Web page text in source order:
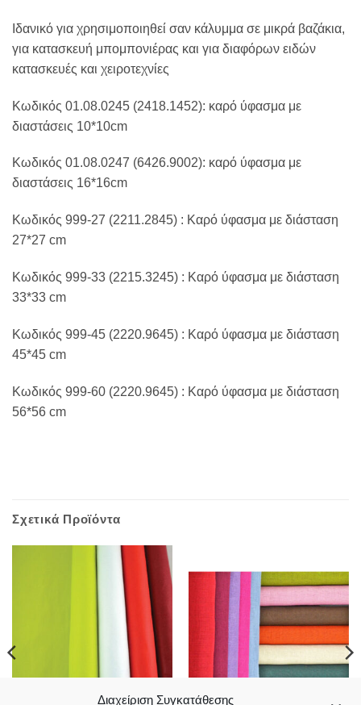
Διαχείριση Συγκατάθεσης
Ιδανικό για χρησιμοποιηθεί σαν κάλυμμα σε μικρά βαζάκια,
για κατασκευή μπομπονιέρας και για διαφόρων ειδών
κατασκευές και χειροτεχνίες
Κωδικός 01.08.0245 (2418.1452): καρό ύφασμα με
διαστάσεις 10*10cm
Κωδικός 01.08.0247 (6426.9002): καρό ύφασμα με
διαστάσεις 16*16cm
Κωδικός 999-27 (2211.2845) : Καρό ύφασμα με διάσταση
27*27 cm
Κωδικός 999-33 (2215.3245) : Καρό ύφασμα με διάσταση
33*33 cm
Κωδικός 999-45 (2220.9645) : Καρό ύφασμα με διάσταση
45*45 cm
Κωδικός 999-60 (2220.9645) : Καρό ύφασμα με διάσταση
56*56 cm
Σχετικά Προϊόντα